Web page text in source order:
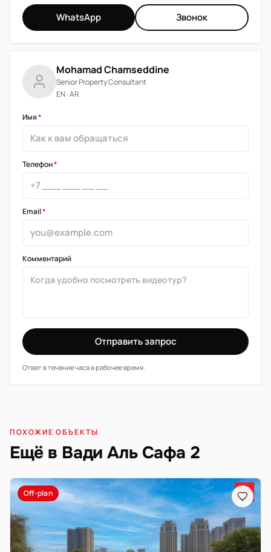
WhatsApp Звонок
Mohamad Chamseddine
Senior Property Consultant
EN · AR
Имя*
Телефон*
Email*
Комментарий
Отправить запрос
Ответ в течение часа в рабочее время.
ПОХОЖИЕ ОБЪЕКТЫ
Ещё в Вади Аль Сафа 2
Off-plan